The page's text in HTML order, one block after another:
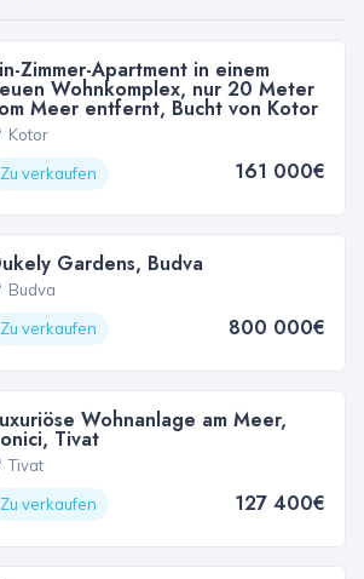
Zimmer-Apartment in einem
Wohnkomplex, nur 20 Meter
Meer entfernt, Bucht von Kotor
Kotor
Zu verkaufen
161 000€
Gardens, Budva
Budva
Zu verkaufen
800 000€
Wohnanlage am Meer,
Tivat
Tivat
Zu verkaufen
127 400€